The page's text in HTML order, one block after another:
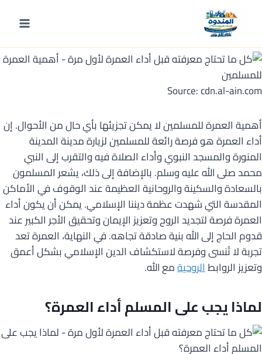
المحتوى
أهمية العمرة
Source: cdn.al-ain.com
أهمية العمرة للمسلمين لا يمكن تجزيئها بأي حال من الأحوال. إن
أداء العمرة هو فرصة رائعة للمسلمين لزيارة مدينة المدينة
المنورة والمسجد النبوي وأداء الصلاة فيه والتقرب إلى النبي
محمد صلى الله عليه وسلم. بالإضافة إلى ذلك، يشعر المسلمون
بالسعادة والسكينة والروحانية العظيمة عند الوقوف في الأماكن
المقدسة التي شهدت عظمة ديننا الإسلامي. يمكن أن يكون أداء
العمرة فرصة لتجديد الروح وتعزيز الإيمان وتحقيق الأجر الكبير عند
قدوم الحاج إلى الله بنية صادقة تجاهه. في النهاية، العمرة تعد
تجربة لا تُنسى وفرصة لاستكشاف الدين الإسلامي بشكل أعمق
وتعزيز الروابطالروحيةمع الله.
لماذا يجب على المسلم أداء العمرة؟